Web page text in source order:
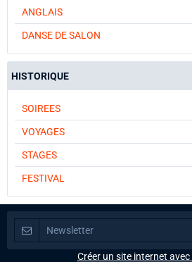
ANGLAIS
DANSE DE SALON
HISTORIQUE
SOIREES
VOYAGES
STAGES
FESTIVAL
Créer un site internet